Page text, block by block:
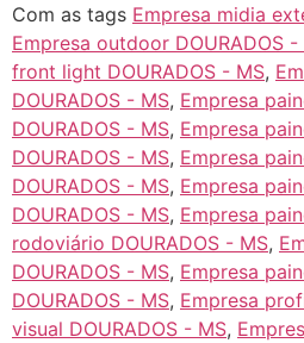
Com as tags Empresa midia
Empresa outdoor DOURADOS -
front light DOURADOS - MS,
DOURADOS - MS, Empresa
DOURADOS - MS, Empresa
DOURADOS - MS, Empresa
DOURADOS - MS, Empresa
DOURADOS - MS, Empresa
rodoviário DOURADOS - MS,
DOURADOS - MS, Empresa
DOURADOS - MS, Empresa
visual DOURADOS - MS,